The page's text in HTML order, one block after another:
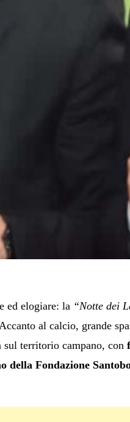
ed elogiare: la “Notte dei
al calcio, grande
sul territorio campano, con
della Fondazione